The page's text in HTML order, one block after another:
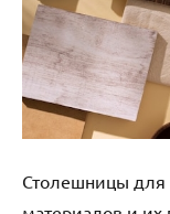
Столешницы для